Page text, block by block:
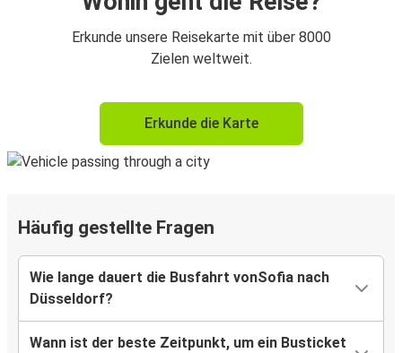
Erkunde unsere Reisekarte mit über 8000
Zielen weltweit.
Erkunde die Karte
Häufig gestellte Fragen
Wie lange dauert die Busfahrt vonSofia nach
Düsseldorf?
Wann ist der beste Zeitpunkt, um ein Busticket